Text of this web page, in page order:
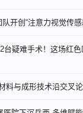
开创“注意力视觉传感
台疑难手术！这场红
料与成形技术沿交叉